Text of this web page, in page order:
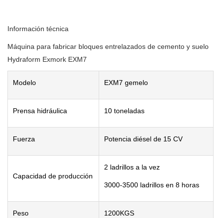
Información técnica
Máquina para fabricar bloques entrelazados de cemento y suelo
Hydraform Exmork EXM7
Modelo EXM7 gemelo
Prensa hidráulica 10 toneladas
Fuerza Potencia diésel de 15 CV
Capacidad de producción
2 ladrillos a la vez
3000-3500 ladrillos en 8 horas
Peso 1200KGS